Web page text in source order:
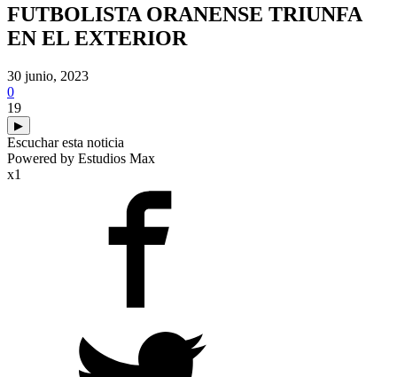
FUTBOLISTA ORANENSE TRIUNFA
EN EL EXTERIOR
30 junio, 2023
0
19
▶
Escuchar esta noticia
Powered by Estudios Max
x1